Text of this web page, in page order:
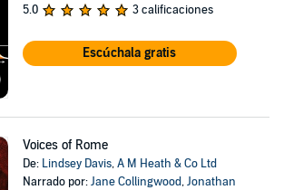
5.0 3 calificaciones
Escúchala gratis
Voices of Rome
De: Lindsey Davis,A M Heath & Co Ltd
Narrado por:Jane Collingwood,Jonathan